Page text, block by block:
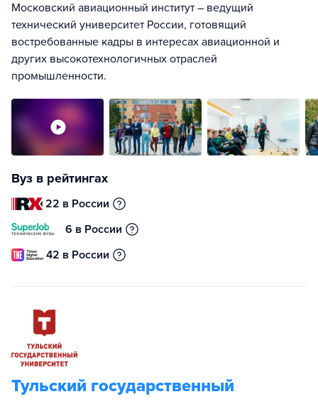
Московский авиационный институт – ведущий
технический университет России, готовящий
востребованные кадры в интересах авиационной и
других высокотехнологичных отраслей
промышленности.
Вуз в рейтингах
22 в России
6 в России
42 в России
Тульский государственный